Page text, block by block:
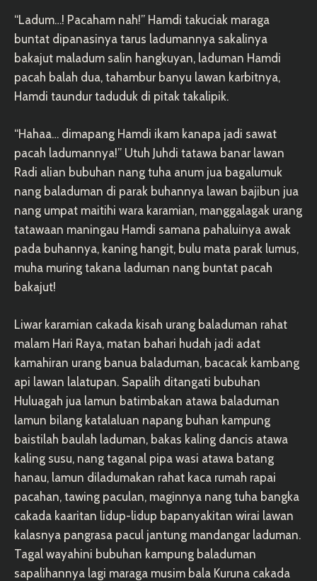
“Ladum…! Pacaham nah!” Hamdi takuciak maraga
buntat dipanasinya tarus ladumannya sakalinya
bakajut maladum salin hangkuyan, laduman Hamdi
pacah balah dua, tahambur banyu lawan karbitnya,
Hamdi taundur taduduk di pitak takalipik.
“Hahaa… dimapang Hamdi ikam kanapa jadi sawat
pacah ladumannya!” Utuh Juhdi tatawa banar lawan
Radi alian bubuhan nang tuha anum jua bagalumuk
nang baladuman di parak buhannya lawan bajibun jua
nang umpat maitihi wara karamian, manggalagak urang
tatawaan maningau Hamdi samana pahaluinya awak
pada buhannya, kaning hangit, bulu mata parak lumus,
muha muring takana laduman nang buntat pacah
bakajut!
Liwar karamian cakada kisah urang baladuman rahat
malam Hari Raya, matan bahari hudah jadi adat
kamahiran urang banua baladuman, bacacak kambang
api lawan lalatupan. Sapalih ditangati bubuhan
Huluagah jua lamun batimbakan atawa baladuman
lamun bilang katalaluan napang buhan kampung
baistilah baulah laduman, bakas kaling dancis atawa
kaling susu, nang taganal pipa wasi atawa batang
hanau, lamun diladumakan rahat kaca rumah rapai
pacahan, tawing paculan, maginnya nang tuha bangka
cakada kaaritan lidup-lidup bapanyakitan wirai lawan
kalasnya pangrasa pacul jantung mandangar laduman.
Tagal wayahini bubuhan kampung baladuman
sapalihannya lagi maraga musim bala Kuruna cakada